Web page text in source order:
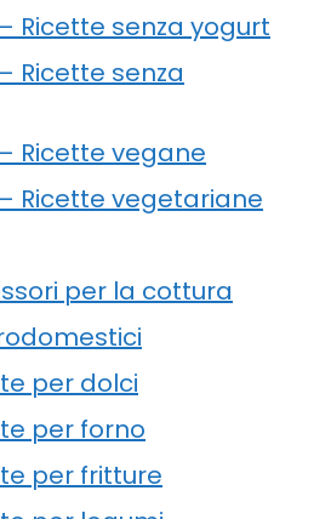
Ricette senza yogurt
Ricette senza
Ricette vegane
Ricette vegetariane
per la cottura
per dolci
per forno
per fritture